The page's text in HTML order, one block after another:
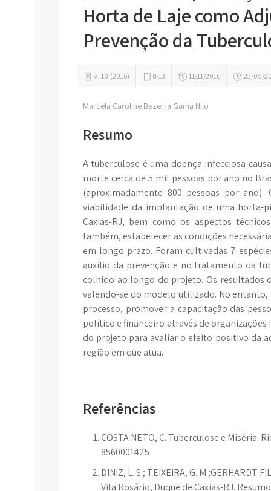
Horta de Laje como
Prevenção da
v. 10 (2016) 8-13 11/11/2016 23/05/
Marcela Caroline Bezerra Gama Nilo
Resumo
A tuberculose é uma doença infecciosa
morte cerca de 5 mil pessoas por ano no
(aproximadamente 800 pessoas por
viabilidade da implantação de uma horta-
Caxias-RJ, bem como os aspectos
também, estabelecer as condições
em longo prazo. Foram cultivadas 7
auxílio da prevenção e no tratamento da
colhido ao longo do projeto. Os
valendo-se do modelo utilizado. No
processo, promover a capacitação das
político e financeiro através de
do projeto para avaliar o efeito positivo da
região em que atua.
Referências
COSTA NETO, C. Tuberculose e Miséria.
8560001425
DINIZ, L. S.; TEIXEIRA, G.
Vila Rosário, Duque de Caxias-RJ.